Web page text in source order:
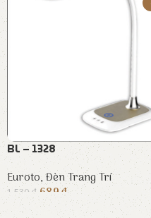
BL – 1328
Euroto,Đèn Trang Trí
1.530 ₫ 689₫